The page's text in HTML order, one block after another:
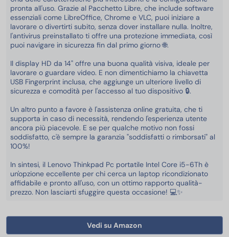
pronta all'uso. Grazie al Pacchetto Libre, che include software
essenziali come LibreOffice, Chrome e VLC, puoi iniziare a
lavorare o divertirti subito, senza dover installare nulla. Inoltre,
l'antivirus preinstallato ti offre una protezione immediata, così
puoi navigare in sicurezza fin dal primo giorno 🌐.
Il display HD da 14" offre una buona qualità visiva, ideale per
lavorare o guardare video. E non dimentichiamo la chiavetta
USB Fingerprint inclusa, che aggiunge un ulteriore livello di
sicurezza e comodità per l'accesso al tuo dispositivo 🔒.
Un altro punto a favore è l'assistenza online gratuita, che ti
supporta in caso di necessità, rendendo l'esperienza utente
ancora più piacevole. E se per qualche motivo non fossi
soddisfatto, c'è sempre la garanzia "soddisfatti o rimborsati" al
100%!
In sintesi, il Lenovo Thinkpad Pc portatile Intel Core i5-6Th è
un'opzione eccellente per chi cerca un laptop ricondizionato
affidabile e pronto all'uso, con un ottimo rapporto qualità-
prezzo. Non lasciarti sfuggire questa occasione! 💻✨
Vedi su Amazon